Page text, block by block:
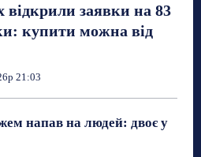
заявки на 83
купити можна від
21:03
напав на людей: двоє у